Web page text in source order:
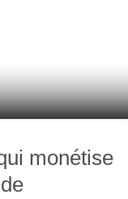
monétise
de